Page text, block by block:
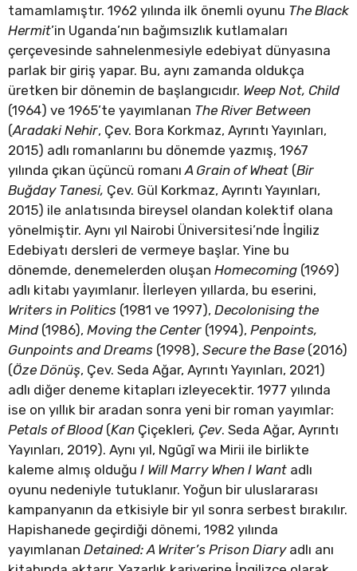
tamamlamıştır. 1962 yılında ilk önemli oyunu The Black
Hermit’in Uganda’nın bağımsızlık kutlamaları
çerçevesinde sahnelenmesiyle edebiyat dünyasına
parlak bir giriş yapar. Bu, aynı zamanda oldukça
üretken bir dönemin de başlangıcıdır. Weep Not, Child
(1964) ve 1965’te yayımlanan The River Between
(Aradaki Nehir, Çev. Bora Korkmaz, Ayrıntı Yayınları,
2015) adlı romanlarını bu dönemde yazmış, 1967
yılında çıkan üçüncü romanıA Grain of Wheat (Bir
Buğday Tanesi, Çev. Gül Korkmaz, Ayrıntı Yayınları,
2015) ile anlatısında bireysel olandan kolektif olana
yönelmiştir. Aynı yıl Nairobi Üniversitesi’nde İngiliz
Edebiyatı dersleri de vermeye başlar. Yine bu
dönemde, denemelerden oluşan Homecoming (1969)
adlı kitabı yayımlanır. İlerleyen yıllarda, bu eserini,
Writers in Politics (1981 ve 1997), Decolonising the
Mind (1986), Moving the Center (1994), Penpoints,
Gunpoints and Dreams (1998), Secure the Base (2016)
(Öze Dönüş, Çev. Seda Ağar, Ayrıntı Yayınları, 2021)
adlı diğer deneme kitapları izleyecektir. 1977 yılında
ise on yıllık bir aradan sonra yeni bir roman yayımlar:
Petals of Blood (Kan Çiçekleri, Çev. Seda Ağar, Ayrıntı
Yayınları, 2019). Aynı yıl, Ngũgĩ wa Mirii ile birlikte
kaleme almış olduğu I Will Marry When I Want adlı
oyunu nedeniyle tutuklanır. Yoğun bir uluslararası
kampanyanın da etkisiyle bir yıl sonra serbest bırakılır.
Hapishanede geçirdiği dönemi, 1982 yılında
yayımlanan Detained: A Writer’s Prison Diary adlı anı